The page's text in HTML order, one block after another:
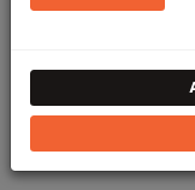
En stock :5
Bas moteur